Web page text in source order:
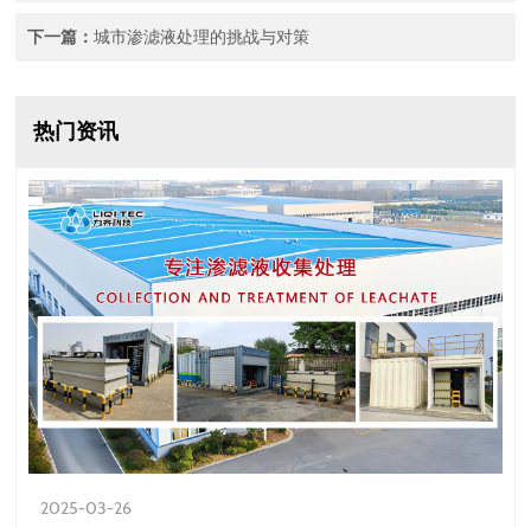
下一篇：城市渗滤液处理的挑战与对策
热门资讯
2025-03-26